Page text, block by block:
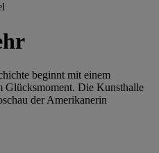
beginnt mit einem
Glücksmoment. Die Kunsthalle
der Amerikanerin